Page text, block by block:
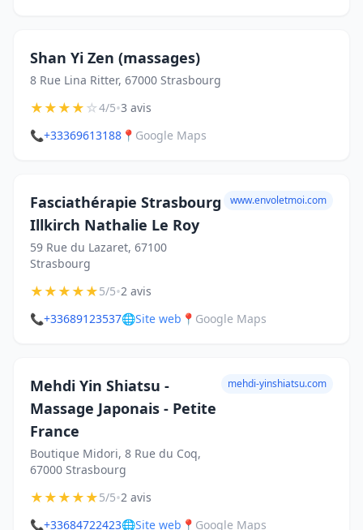
Shan Yi Zen (massages)
8 Rue Lina Ritter, 67000 Strasbourg
★★★★☆4/5•3 avis
📞+33369613188 📍 Google Maps
Fasciathérapie Strasbourg
Illkirch Nathalie Le Roy
59 Rue du Lazaret, 67100
Strasbourg
www.envoletmoi.com
★★★★★5/5•2 avis
📞+33689123537🌐Site web 📍 Google Maps
Mehdi Yin Shiatsu -
Massage Japonais - Petite
France
Boutique Midori, 8 Rue du Coq,
67000 Strasbourg
mehdi-yinshiatsu.com
★★★★★5/5•2 avis
📞+33684722423🌐Site web 📍 Google Maps